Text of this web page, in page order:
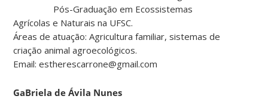
Pós-Graduação em Ecossistemas
Agrícolas e Naturais na UFSC.
Áreas de atuação: Agricultura familiar, sistemas de
criação animal agroecológicos.
Email: estherescarrone@gmail.com
GaBriela de Ávila Nunes